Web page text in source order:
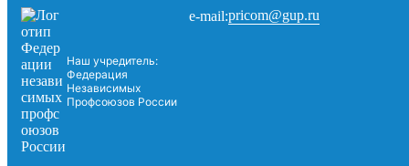
Наш учредитель:
Федерация
Независимых
Профсоюзов России
e-mail:pricom@gup.ru